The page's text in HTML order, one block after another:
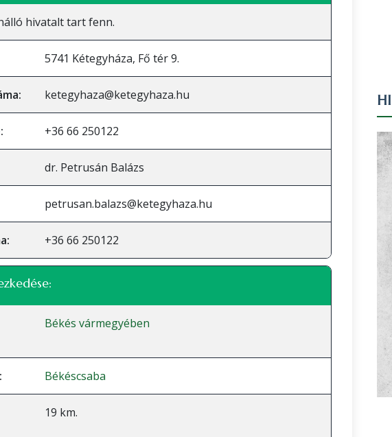
hivatalt tart fenn.
5741 Kétegyháza, Fő tér 9.
ketegyhaza@ketegyhaza.hu
+36 66 250122
dr. Petrusán Balázs
petrusan.balazs@ketegyhaza.hu
+36 66 250122
Békés vármegyében
Békéscsaba
19 km.